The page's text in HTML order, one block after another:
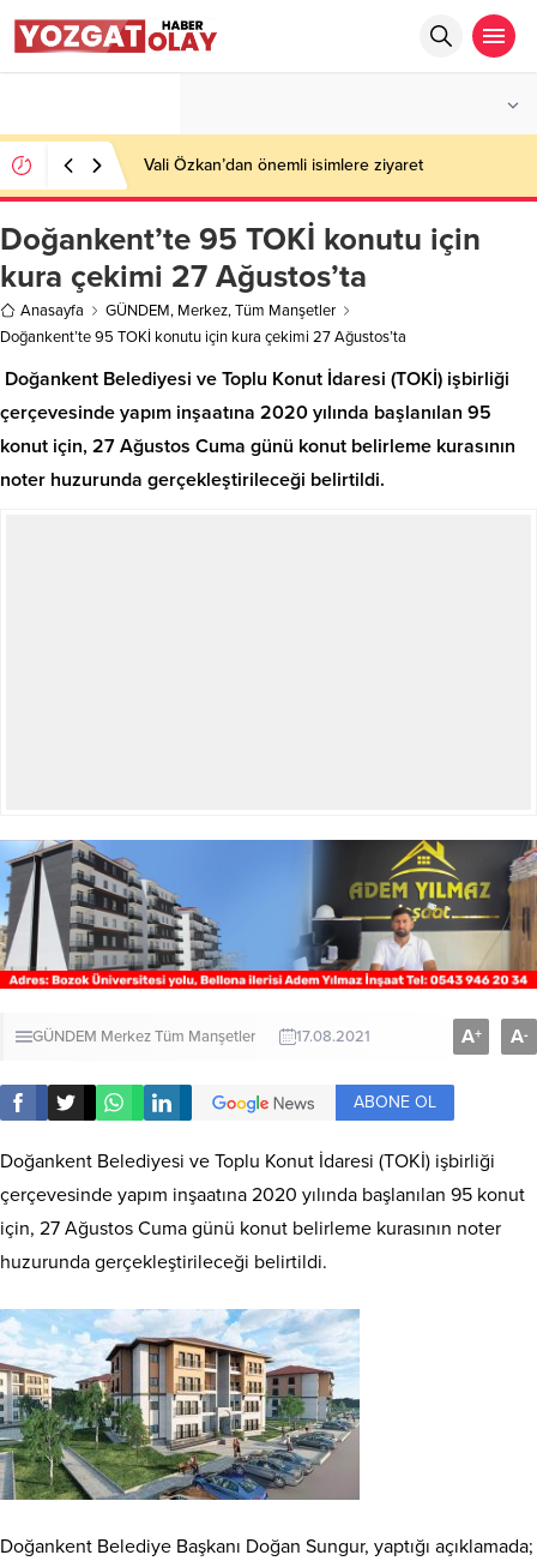
Vali Özkan’dan önemli isimlere ziyaret
Doğankent’te 95 TOKİ konutu için
kura çekimi 27 Ağustos’ta
Anasayfa GÜNDEM, Merkez,Tüm Manşetler
Doğankent’te 95 TOKİ konutu için kura çekimi 27 Ağustos’ta
Doğankent Belediyesi ve Toplu Konut İdaresi (TOKİ) işbirliği
çerçevesinde yapım inşaatına 2020 yılında başlanılan 95
konut için, 27 Ağustos Cuma günü konut belirleme kurasının
noter huzurunda gerçekleştirileceği belirtildi.
GÜNDEM MerkezTüm Manşetler 17.08.2021 A+ A-
ABONE OL
Doğankent Belediyesi ve Toplu Konut İdaresi (TOKİ) işbirliği
çerçevesinde yapım inşaatına 2020 yılında başlanılan 95 konut
için, 27 Ağustos Cuma günü konut belirleme kurasının noter
huzurunda gerçekleştirileceği belirtildi.
Doğankent Belediye Başkanı Doğan Sungur, yaptığı açıklamada;